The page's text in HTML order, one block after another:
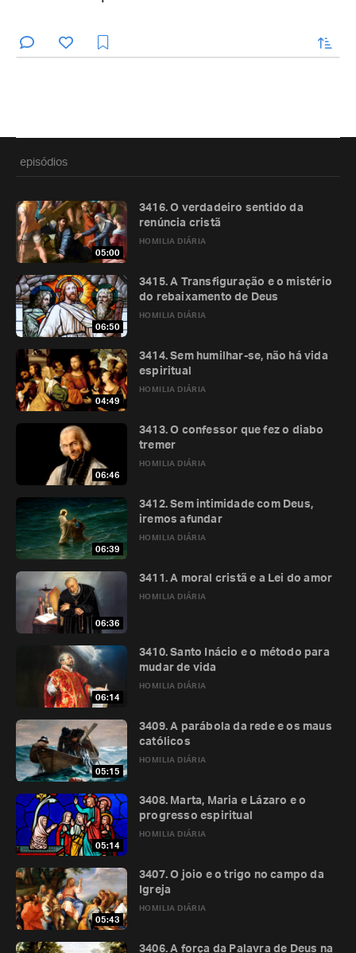
enviar
episódios
05:00
HOMILIA DIÁRIA
3416. O verdadeiro sentido da
renúncia cristã
06:50
HOMILIA DIÁRIA
3415. A Transfiguração e o mistério
do rebaixamento de Deus
04:49
HOMILIA DIÁRIA
3414. Sem humilhar-se, não há vida
espiritual
06:46
HOMILIA DIÁRIA
3413. O confessor que fez o diabo
tremer
06:39
HOMILIA DIÁRIA
3412. Sem intimidade com Deus,
iremos afundar
06:36
HOMILIA DIÁRIA
3411. A moral cristã e a Lei do amor
06:14
HOMILIA DIÁRIA
3410. Santo Inácio e o método para
mudar de vida
05:15
HOMILIA DIÁRIA
3409. A parábola da rede e os maus
católicos
05:14
HOMILIA DIÁRIA
3408. Marta, Maria e Lázaro e o
progresso espiritual
05:43
HOMILIA DIÁRIA
3407. O joio e o trigo no campo da
Igreja
3406. A força da Palavra de Deus na